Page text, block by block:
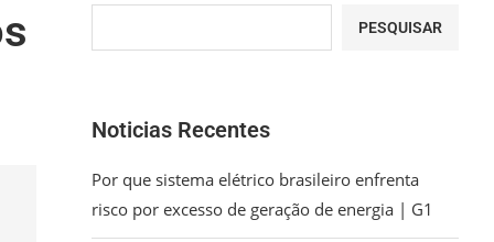
PESQUISAR
Noticias Recentes
Por que sistema elétrico brasileiro enfrenta
risco por excesso de geração de energia | G1